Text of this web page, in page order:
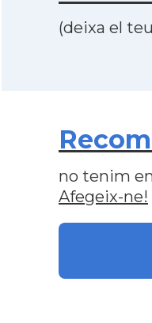
(deixa el
no tenim
Afegeix-ne!